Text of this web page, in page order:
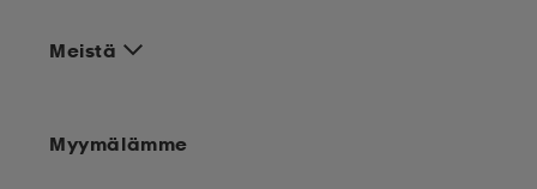
Meistä
Myymälämme